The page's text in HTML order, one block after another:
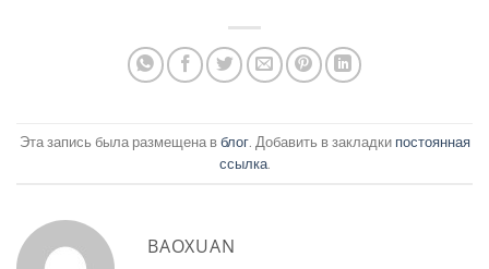
Эта запись была размещена в блог. Добавить в закладки постоянная
ссылка.
BAOXUAN